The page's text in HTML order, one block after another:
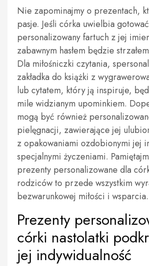
Nie zapominajmy o prezentach,
pasje. Jeśli córka uwielbia
personalizowany fartuch z jej
zabawnym hasłem będzie
Dla miłośniczki czytania,
zakładka do książki z
lub cytatem, który ją inspiruje,
mile widzianym upominkiem.
mogą być również
pielęgnacji, zawierające jej
z opakowaniami ozdobionymi jej
specjalnymi życzeniami.
prezenty personalizowane dla
rodziców to przede wszystkim
bezwarunkowej miłości i wsparcia.
Prezenty
córki nastolatki
jej indywidualność